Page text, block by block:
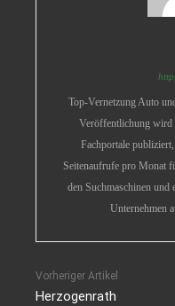
Top-Vernetzung Auto
Veröffentlichung wird
Fachportale
Seitenaufrufe pro Monat
den Suchmaschinen und
Unternehmen
Vorheriger Artikel
Herzogenrath